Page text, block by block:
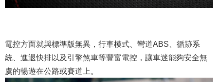
電控方面就與標準版無異，行車模式、彎道ABS、循跡系
統、進退快排以及引擎煞車等豐富電控，讓車迷能夠安全無
虞的暢遊在公路或賽道上。